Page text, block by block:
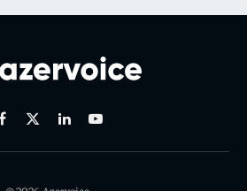
Facebook
X
LinkedinYoutube